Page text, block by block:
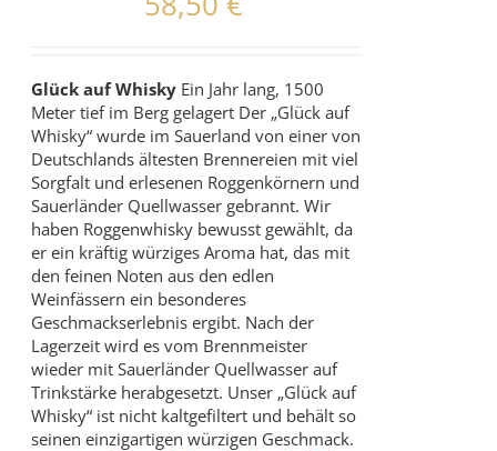
Glück auf Whisky Ein Jahr lang, 1500
Meter tief im Berg gelagert Der „Glück auf
Whisky“ wurde im Sauerland von einer von
Deutschlands ältesten Brennereien mit viel
Sorgfalt und erlesenen Roggenkörnern und
Sauerländer Quellwasser gebrannt. Wir
haben Roggenwhisky bewusst gewählt, da
er ein kräftig würziges Aroma hat, das mit
den feinen Noten aus den edlen
Weinfässern ein besonderes
Geschmackserlebnis ergibt. Nach der
Lagerzeit wird es vom Brennmeister
wieder mit Sauerländer Quellwasser auf
Trinkstärke herabgesetzt. Unser „Glück auf
Whisky“ ist nicht kaltgefiltert und behält so
seinen einzigartigen würzigen Geschmack.